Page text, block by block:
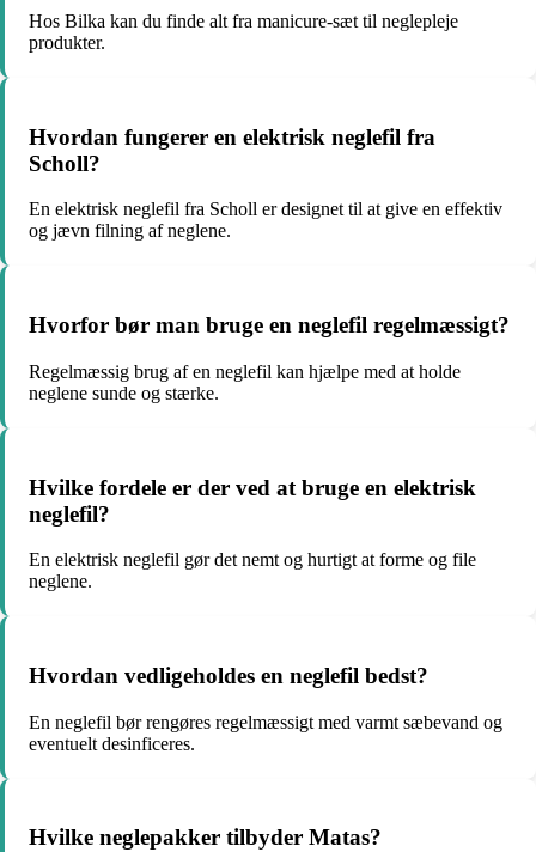
Hos Bilka kan du finde alt fra manicure-sæt til neglepleje
produkter.
Hvordan fungerer en elektrisk neglefil fra
Scholl?
En elektrisk neglefil fra Scholl er designet til at give en effektiv
og jævn filning af neglene.
Hvorfor bør man bruge en neglefil regelmæssigt?
Regelmæssig brug af en neglefil kan hjælpe med at holde
neglene sunde og stærke.
Hvilke fordele er der ved at bruge en elektrisk
neglefil?
En elektrisk neglefil gør det nemt og hurtigt at forme og file
neglene.
Hvordan vedligeholdes en neglefil bedst?
En neglefil bør rengøres regelmæssigt med varmt sæbevand og
eventuelt desinficeres.
Hvilke neglepakker tilbyder Matas?